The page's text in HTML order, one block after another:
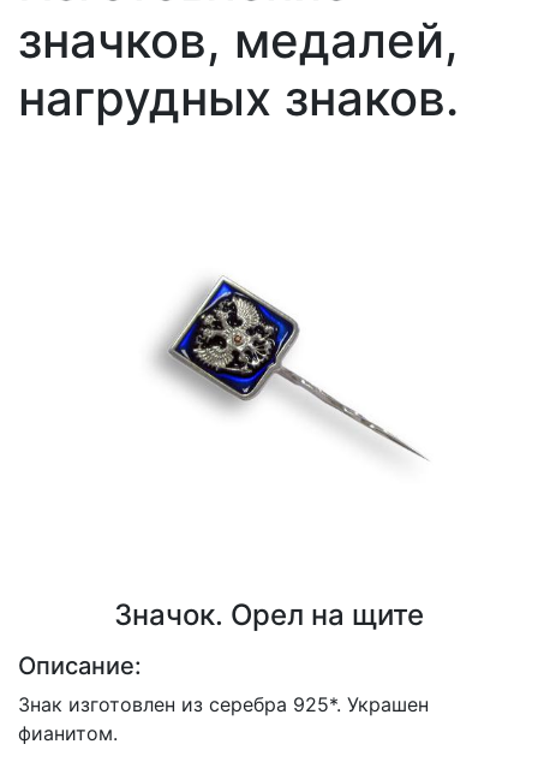
значков, медалей,
нагрудных знаков.
Значок. Орел на щите
Описание:
Знак изготовлен из серебра 925*. Украшен
фианитом.